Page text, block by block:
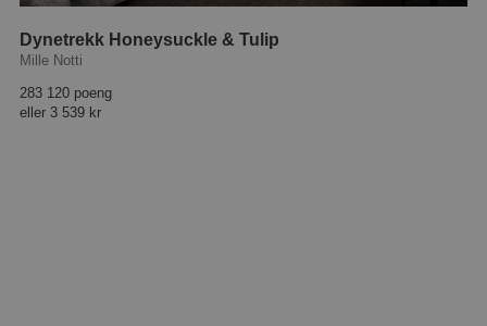
Dynetrekk Honeysuckle & Tulip
Mille Notti
283 120 poeng
eller 3 539 kr